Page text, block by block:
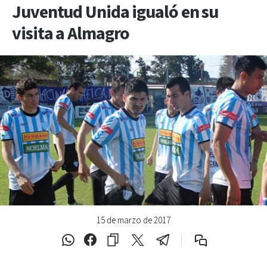
Juventud Unida igualó en su
visita a Almagro
15 de marzo de 2017